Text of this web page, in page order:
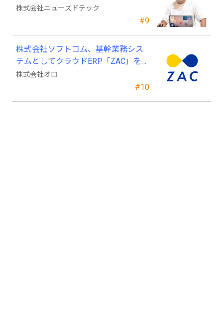
#9
ニューズドテックの戦略顧問に就任
株式会社ニューズドテック
#10
株式会社ソフトコム、基幹業務シス
テムとしてクラウドERP「ZAC」を採
用
株式会社オロ